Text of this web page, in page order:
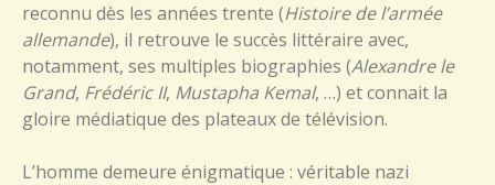
reconnu dès les années trente (Histoire de l’armée
allemande), il retrouve le succès littéraire avec,
notamment, ses multiples biographies (Alexandre le
Grand, Frédéric II, Mustapha Kemal, …) et connait la
gloire médiatique des plateaux de télévision.
L’homme demeure énigmatique : véritable nazi